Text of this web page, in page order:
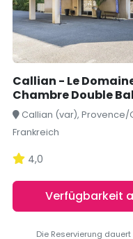
Callian - Le
Chambre Double
Callian (var), Provence/
Frankreich
4,0
Verfügbarkeit
Die Reservierung dauert